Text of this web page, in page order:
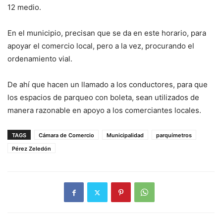
12 medio.
En el municipio, precisan que se da en este horario, para
apoyar el comercio local, pero a la vez, procurando el
ordenamiento vial.
De ahí que hacen un llamado a los conductores, para que
los espacios de parqueo con boleta, sean utilizados de
manera razonable en apoyo a los comerciantes locales.
TAGS Cámara de Comercio Municipalidad
parquímetros
Pérez Zeledón